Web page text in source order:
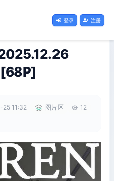
登录 注册
[68P]
11:32 图片区
12